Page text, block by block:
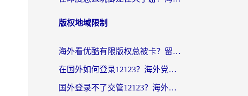
版权地域限制
海外看优酷有限版权总被卡？留学生亲测有效的回国加速器选择指南
在国外如何登录12123？海外党必备的回国加速实用指南
国外登录不了交管12123？海外华人亲测有效的回国加速器选择指南